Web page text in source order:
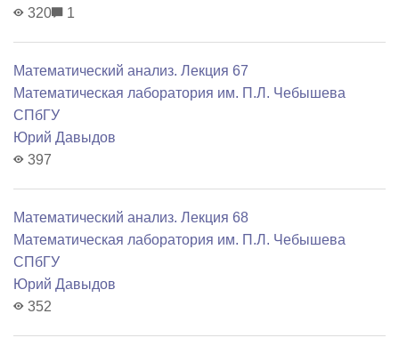
320
1
Математический анализ. Лекция 67
Математичеcкая лаборатория им. П.Л. Чебышева
СПбГУ
Юрий Давыдов
397
Математический анализ. Лекция 68
Математичеcкая лаборатория им. П.Л. Чебышева
СПбГУ
Юрий Давыдов
352